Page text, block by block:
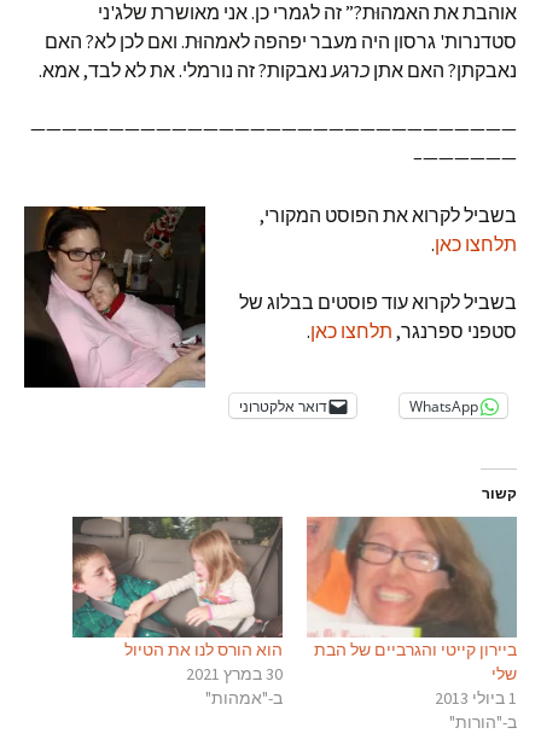
אוהבת את האמהוּת?” זה לגמרי כן. אני מאושרת שלג'ני
סטדנרות' גרסון היה מעבר יפהפה לאמהוּת. ואם לכן לא? האם
נאבקתן? האם אתן כרגענאבקות? זה נורמלי. את לא לבד, אמא.
———————————————————————————————
——————–
בשביל לקרוא את הפוסט המקורי,
תלחצו כאן.
בשביל לקרוא עוד פוסטים בבלוג של
סטפני ספרנגר, תלחצו כאן.
WhatsApp דואר אלקטרוני
קשור
ביירון קייטי והגרביים של הבת
שלי
1 ביולי 2013
ב-"הורות"
הוא הורס לנו את הטיול
30 במרץ 2021
ב-"אמהות"